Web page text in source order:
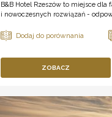
B&B Hotel Rzeszów to miejsce
i nowoczesnych rozwiązań -
ZOBACZ